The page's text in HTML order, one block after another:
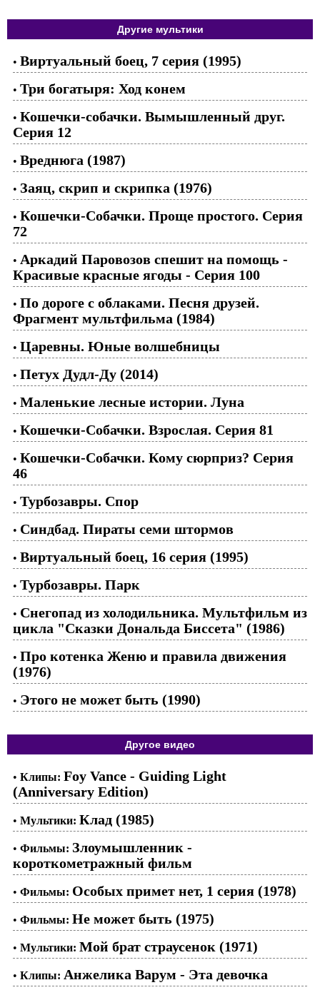
Другие мультики
• Виртуальный боец, 7 серия (1995)
• Три богатыря: Ход конем
• Кошечки-собачки. Вымышленный друг.
Серия 12
• Вреднюга (1987)
• Заяц, скрип и скрипка (1976)
• Кошечки-Собачки. Проще простого. Серия
72
• Аркадий Паровозов спешит на помощь -
Красивые красные ягоды - Серия 100
• По дороге с облаками. Песня друзей.
Фрагмент мультфильма (1984)
• Царевны. Юные волшебницы
• Петух Дудл-Ду (2014)
• Маленькие лесные истории. Луна
• Кошечки-Собачки. Взрослая. Серия 81
• Кошечки-Собачки. Кому сюрприз? Серия
46
• Турбозавры. Спор
• Синдбад. Пираты семи штормов
• Виртуальный боец, 16 серия (1995)
• Турбозавры. Парк
• Снегопад из холодильника. Мультфильм из
цикла "Сказки Дональда Биссета" (1986)
• Про котенка Женю и правила движения
(1976)
• Этого не может быть (1990)
Другое видео
• Клипы: Foy Vance - Guiding Light
(Anniversary Edition)
• Мультики: Клад (1985)
• Фильмы: Злоумышленник -
короткометражный фильм
• Фильмы: Особых примет нет, 1 серия (1978)
• Фильмы: Не может быть (1975)
• Мультики: Мой брат страусенок (1971)
• Клипы: Анжелика Варум - Эта девочка